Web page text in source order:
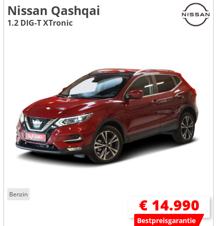
Nissan Qashqai
1.2 DIG-T XTronic
Benzin
€ 14.990
Bestpreisgarantie